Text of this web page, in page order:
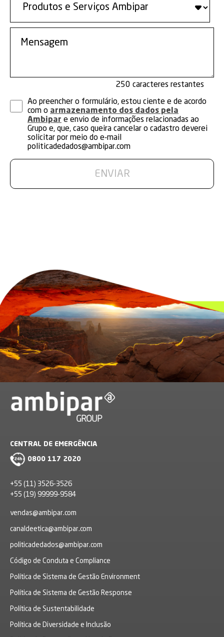
250
Ao preencher o formulário, estou ciente e de acordo
com o armazenamento dos dados pela
Ambipar e envio de informações relacionadas ao
Grupo e, que, caso queira cancelar o cadastro deverei
solicitar por meio do e-mail
politicadedados@ambipar.com
CENTRAL DE EMERGÊNCIA
0800 117 2020
+55 (11) 3526-3526
+55 (19) 99999-9584
vendas@ambipar.com
canaldeetica@ambipar.com
politicadedados@ambipar.com
Código de Conduta e Compliance
Política de Sistema de Gestão Environment
Política de Sistema de Gestão Response
Política de Sustentabilidade
Política de Diversidade e Inclusão